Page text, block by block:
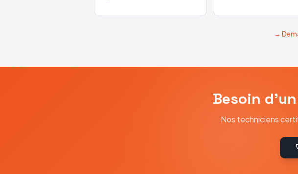
→
Besoin
Nos techniciens